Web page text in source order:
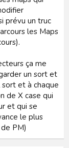
prévu un truc
les Maps
ça me
un sort et
et à chaque
de X case qui
et qui se
le plus
PM)